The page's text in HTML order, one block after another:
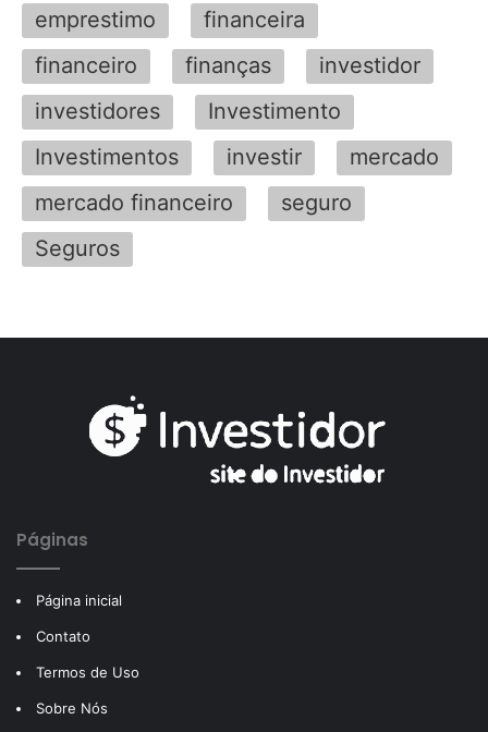
emprestimo
financeira
financeiro
finanças
investidor
investidores
Investimento
Investimentos
investir
mercado
mercado financeiro
seguro
Seguros
Páginas
Página inicial
Contato
Termos de Uso
Sobre Nós